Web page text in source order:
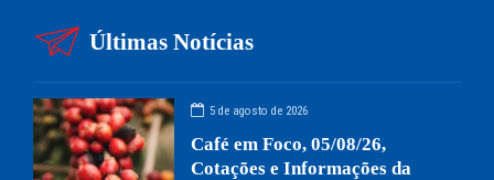
Últimas Notícias
5 de agosto de 2026
Café em Foco, 05/08/26,
Cotações e Informações da